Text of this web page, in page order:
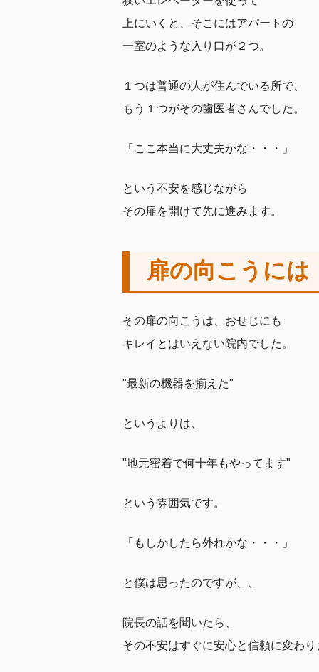
上にいくと、そこにはアパートの
一室のような入り口が２つ。
１つは普通の人が住んでいる所で、
もう１つがその歯医者さんでした。
「ここ本当に大丈夫かな・・・」
という不安を感じながら
その扉を開けて先に進みます。
扉の向こうには
その扉の向こうは、おせじにも
キレイとはいえない院内でした。
"最新の機器を揃えた"
というよりは、
"地元密着で何十年もやってます"
という雰囲気です。
「もしかしたら外れかな・・・」
と僕は思ったのですが、、
院長の話を聞いたら、
その不安はすぐに安心と信頼に変わ